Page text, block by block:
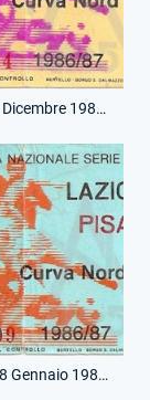
Biglietto - 7 Dicembre 1986 - Campionato Serie B - Lazio-Triestina
Biglietto - 18 Gennaio 1987 - Campionato Serie B - Lazio-Pisa